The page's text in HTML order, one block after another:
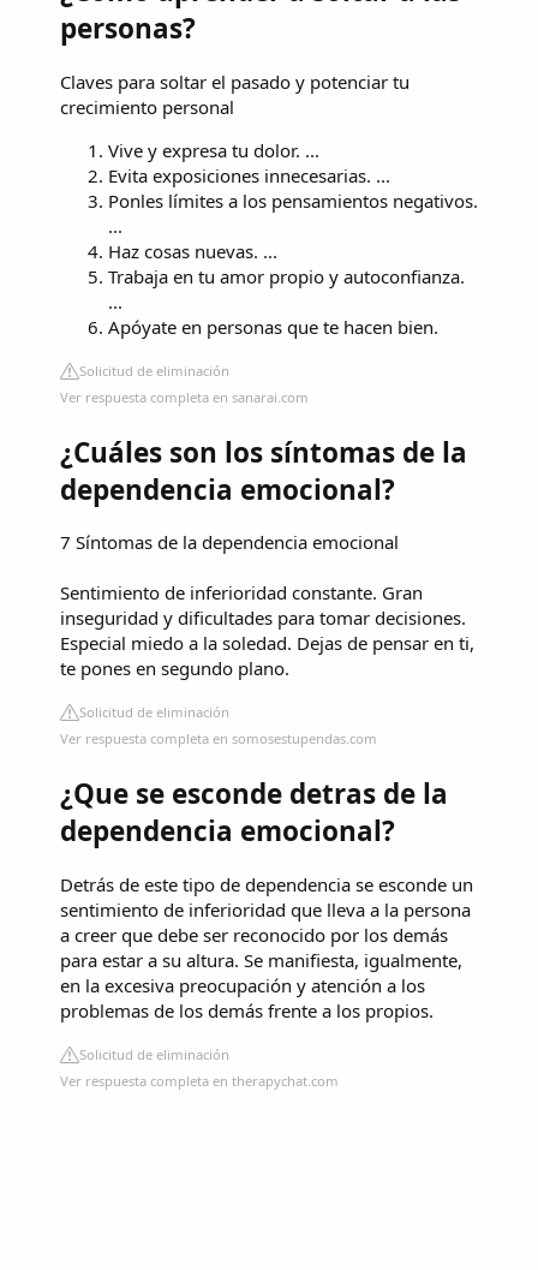
personas?
Claves para soltar el pasado y potenciar tu
crecimiento personal
Vive y expresa tu dolor. ...
Evita exposiciones innecesarias. ...
Ponles límites a los pensamientos negativos.
...
Haz cosas nuevas. ...
Trabaja en tu amor propio y autoconfianza.
...
Apóyate en personas que te hacen bien.
Solicitud de eliminación
Ver respuesta completa en sanarai.com
¿Cuáles son los síntomas de la
dependencia emocional?
7 Síntomas de la dependencia emocional
Sentimiento de inferioridad constante. Gran
inseguridad y dificultades para tomar decisiones.
Especial miedo a la soledad. Dejas de pensar en ti,
te pones en segundo plano.
Solicitud de eliminación
Ver respuesta completa en somosestupendas.com
¿Que se esconde detras de la
dependencia emocional?
Detrás de este tipo de dependencia se esconde un
sentimiento de inferioridad que lleva a la persona
a creer que debe ser reconocido por los demás
para estar a su altura. Se manifiesta, igualmente,
en la excesiva preocupación y atención a los
problemas de los demás frente a los propios.
Solicitud de eliminación
Ver respuesta completa en therapychat.com